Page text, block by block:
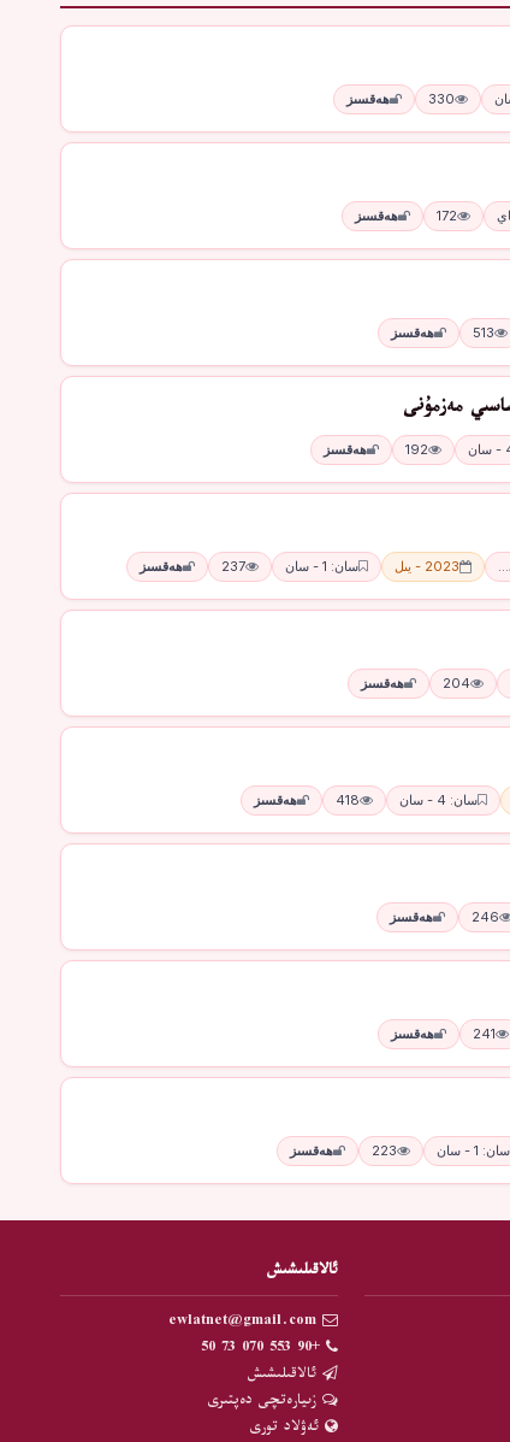
330 ھەقسىز
172 ھەقسىز
513 ھەقسىز
مەزمۇنى
192 ھەقسىز
2023 - يىل سان: 1 - سان 237 ھەقسىز
204 ھەقسىز
سان: 4 - سان 418 ھەقسىز
246 ھەقسىز
241 ھەقسىز
سان: 1 - سان 223 ھەقسىز
ئالاقىلىشىش
ewlatnet@gmail.com
+90 553 070 73 50
ئالاقىلىشىش
زىيارەتچى دەپتىرى
ئەۋلاد تورى